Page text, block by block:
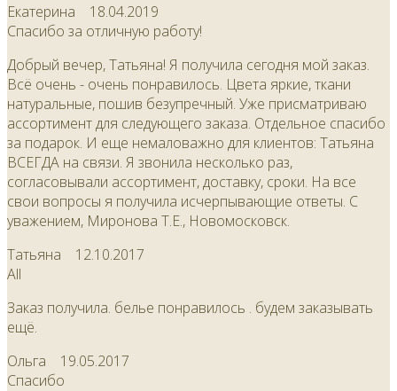
Екатерина 18.04.2019
Спасибо за отличную работу!
Добрый вечер, Татьяна! Я получила сегодня мой заказ.
Всё очень - очень понравилось. Цвета яркие, ткани
натуральные, пошив безупречный. Уже присматриваю
ассортимент для следующего заказа. Отдельное спасибо
за подарок. И еще немаловажно для клиентов: Татьяна
ВСЕГДА на связи. Я звонила несколько раз,
согласовывали ассортимент, доставку, сроки. На все
свои вопросы я получила исчерпывающие ответы. С
уважением, Миронова Т.Е., Новомосковск.
Татьяна 12.10.2017
All
Заказ получила. белье понравилось . будем заказывать
ещё.
Ольга 19.05.2017
Спасибо